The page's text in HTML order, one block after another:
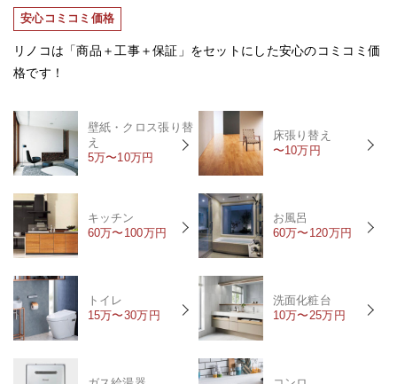
安心コミコミ価格
リノコは「商品＋工事＋保証」をセットにした安心のコミコミ価
格です！
壁紙・クロス張り替
え
5万〜10万円
床張り替え
〜10万円
キッチン
60万〜100万円
お風呂
60万〜120万円
トイレ
15万〜30万円
洗面化粧台
10万〜25万円